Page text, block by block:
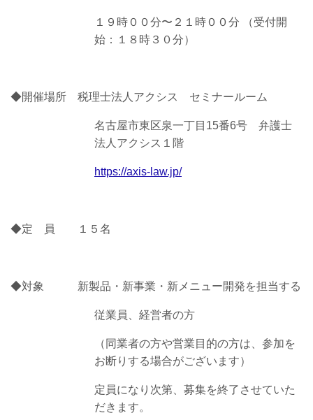
１９時００分〜２１時００分 （受付開
始：１８時３０分）
◆開催場所 税理士法人アクシス セミナールーム
名古屋市東区泉一丁目15番6号 弁護士
法人アクシス１階
https://axis-law.jp/
◆定 員 １５名
◆対象 新製品・新事業・新メニュー開発を担当する
従業員、経営者の方
（同業者の方や営業目的の方は、参加を
お断りする場合がございます）
定員になり次第、募集を終了させていた
だきます。